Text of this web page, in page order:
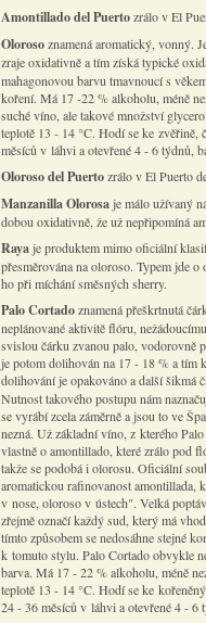
Amontillado del Puertozrálo v El
Olorosoznamená aromatický, vonný.
zraje oxidativně a tím získá typické
mahagonovou barvu tmavnoucí s
koření. Má 17 -22 % alkoholu, méně
suché víno, ale takové množství
teplotě 13 - 14 °C. Hodí se ke
měsíců v láhvi a otevřené 4 - 6 týdnů,
Oloroso del Puertozrálo v El Puerto
Manzanilla Olorosaje málo užívaný
dobou oxidativně, že už nepřipomíná
Rayaje produktem mimo oficiální
přesměrována na oloroso. Typem jde
ho při míchání směsných sherry.
Palo Cortadoznamená přeškrtnutá
neplánované aktivitě flóru,
svislou čárku zvanou palo, vodorovně
je potom dolihován na 17 - 18 % a tím
dolihování je opakováno a další šikmá
Nutnost takového postupu nám
se vyrábí zcela záměrně a jsou to ve
nezná. Už základní víno, z kterého
vlastně o amontillado, které zrálo pod
takže se podobá i olorosu. Oficiální
aromatickou rafinovanost amontillada,
v nose, oloroso v ústech". Velká
zřejmě označí každý sud, který má
tímto způsobem se nedosáhne stejné
k tomuto stylu. Palo Cortado obvykle
barva. Má 17 - 22 % alkoholu, méně
teplotě 13 - 14 °C. Hodí se ke
24 - 36 měsíců v láhvi a otevřené 4 - 6